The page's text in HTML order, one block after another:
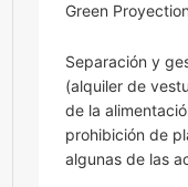
Green
Separación y
(alquiler de
de la
prohibición de
algunas de las